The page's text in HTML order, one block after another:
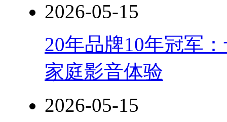
2026-05-15
20年品牌10年冠军
家庭影音体验
2026-05-15